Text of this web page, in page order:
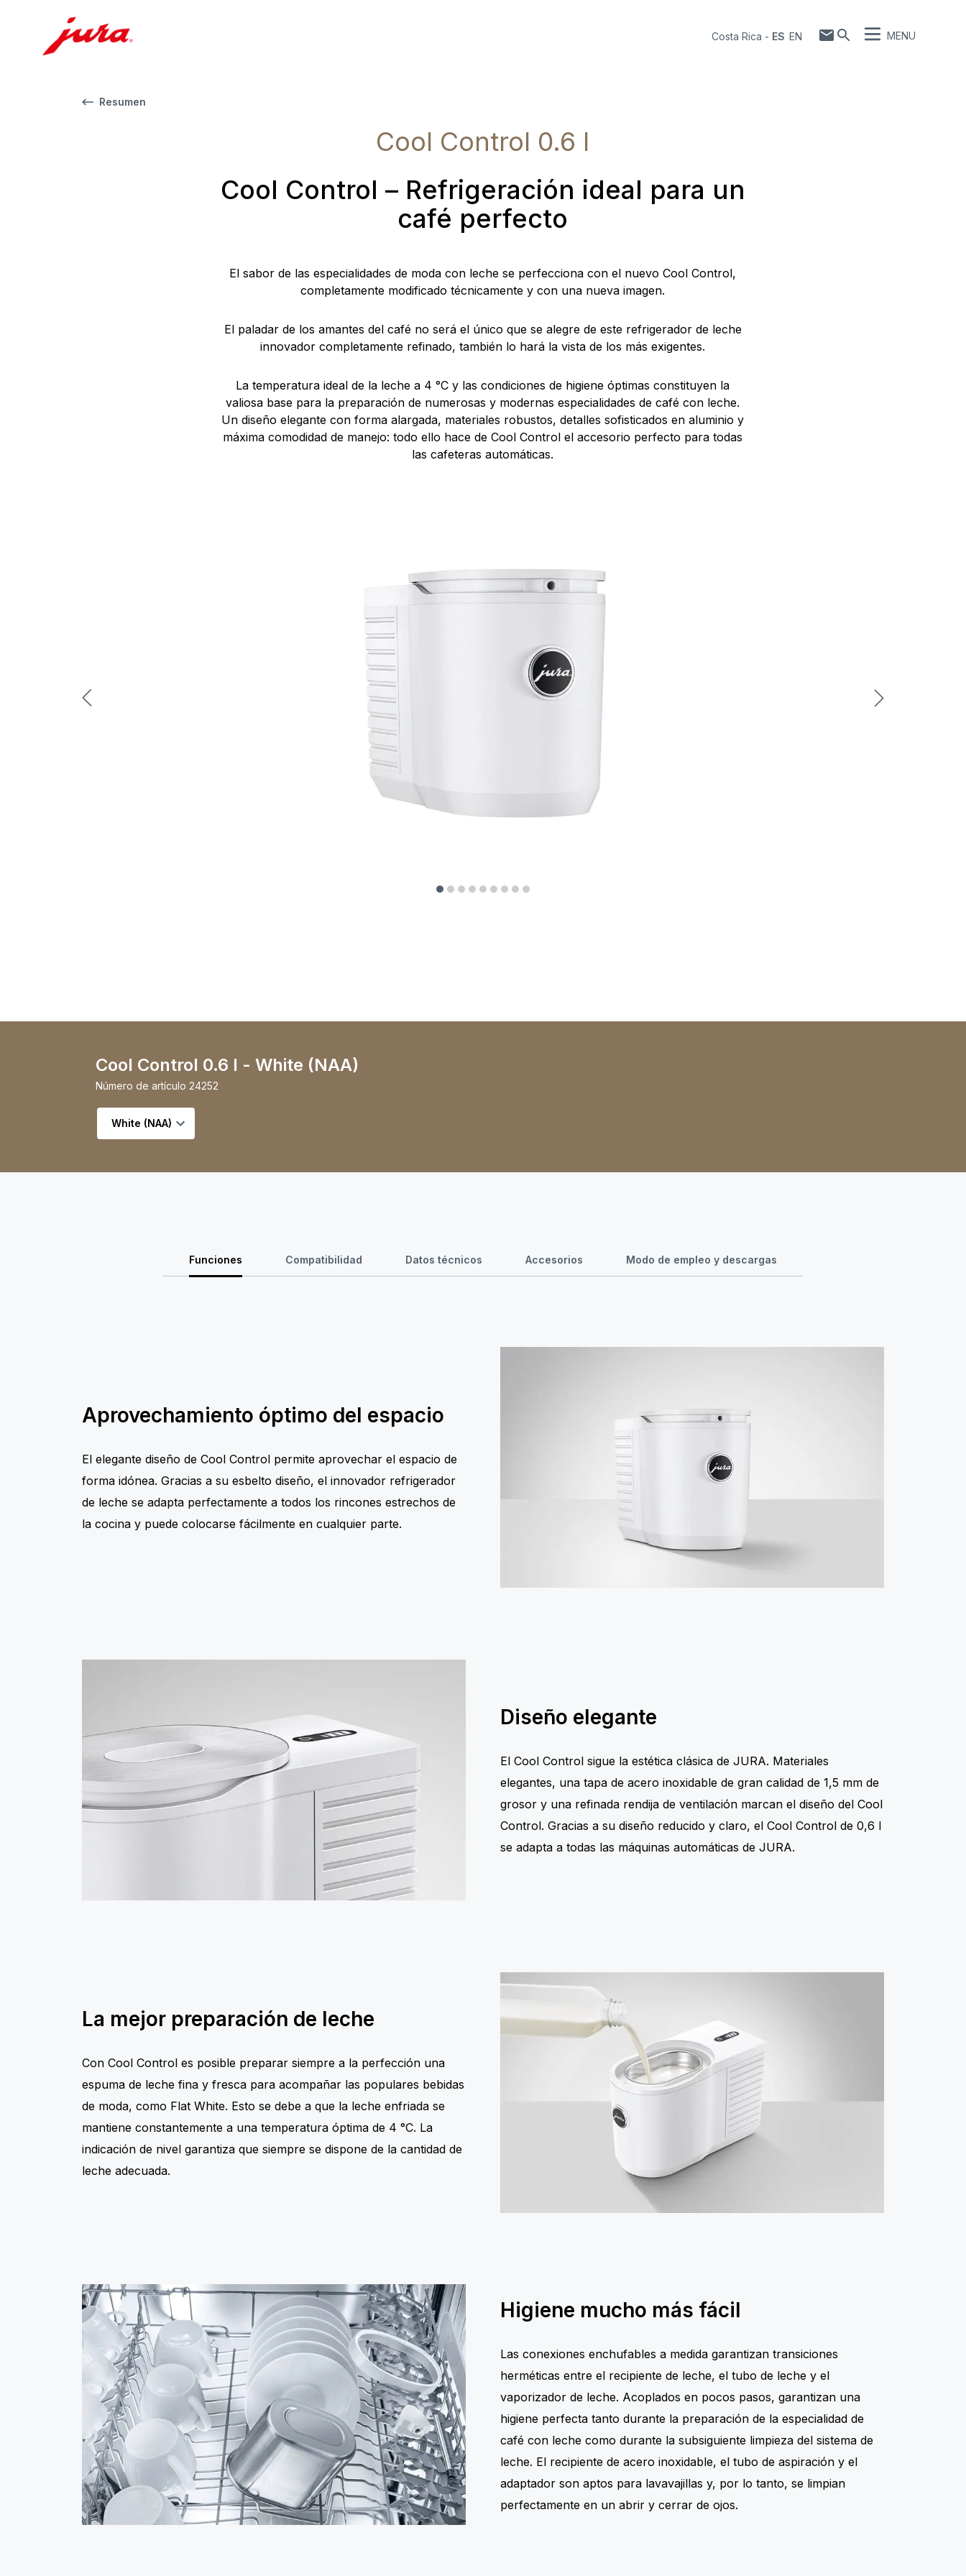
Costa Rica - ES EN MENU
Resumen
Cool Control 0.6 l
Cool Control – Refrigeración ideal para un
café perfecto
El sabor de las especialidades de moda con leche se perfecciona con el nuevo Cool Control,
completamente modificado técnicamente y con una nueva imagen.
El paladar de los amantes del café no será el único que se alegre de este refrigerador de leche
innovador completamente refinado, también lo hará la vista de los más exigentes.
La temperatura ideal de la leche a 4 °C y las condiciones de higiene óptimas constituyen la
valiosa base para la preparación de numerosas y modernas especialidades de café con leche.
Un diseño elegante con forma alargada, materiales robustos, detalles sofisticados en aluminio y
máxima comodidad de manejo: todo ello hace de Cool Control el accesorio perfecto para todas
las cafeteras automáticas.
Seleccionar variante
Cool Control 0.6 l - White (NAA)
Número de artículo 24252
Funciones Compatibilidad Datos técnicos Accesorios Modo de empleo y descargas
Aprovechamiento óptimo del espacio
El elegante diseño de Cool Control permite aprovechar el espacio de
forma idónea. Gracias a su esbelto diseño, el innovador refrigerador
de leche se adapta perfectamente a todos los rincones estrechos de
la cocina y puede colocarse fácilmente en cualquier parte.
Diseño elegante
El Cool Control sigue la estética clásica de JURA. Materiales
elegantes, una tapa de acero inoxidable de gran calidad de 1,5 mm de
grosor y una refinada rendija de ventilación marcan el diseño del Cool
Control. Gracias a su diseño reducido y claro, el Cool Control de 0,6 l
se adapta a todas las máquinas automáticas de JURA.
La mejor preparación de leche
Con Cool Control es posible preparar siempre a la perfección una
espuma de leche fina y fresca para acompañar las populares bebidas
de moda, como Flat White. Esto se debe a que la leche enfriada se
mantiene constantemente a una temperatura óptima de 4 °C. La
indicación de nivel garantiza que siempre se dispone de la cantidad de
leche adecuada.
Higiene mucho más fácil
Las conexiones enchufables a medida garantizan transiciones
herméticas entre el recipiente de leche, el tubo de leche y el
vaporizador de leche. Acoplados en pocos pasos, garantizan una
higiene perfecta tanto durante la preparación de la especialidad de
café con leche como durante la subsiguiente limpieza del sistema de
leche. El recipiente de acero inoxidable, el tubo de aspiración y el
adaptador son aptos para lavavajillas y, por lo tanto, se limpian
perfectamente en un abrir y cerrar de ojos.